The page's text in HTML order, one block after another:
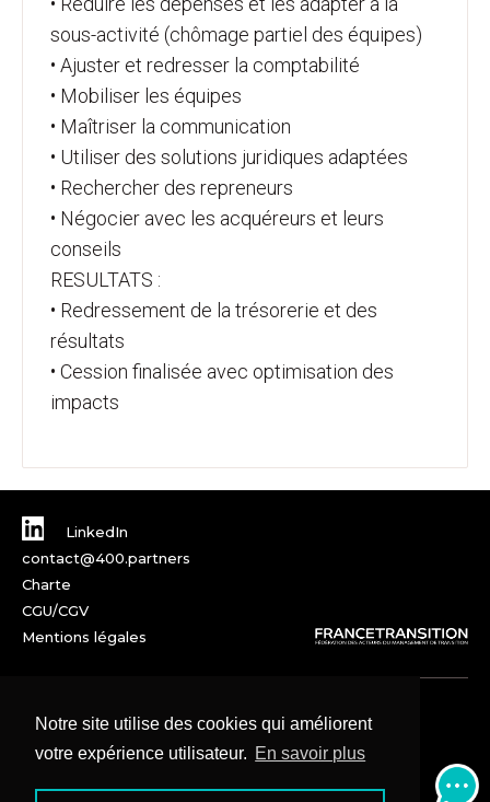
Notre site utilise des cookies qui améliorent
votre expérience utilisateur. En savoir plus
sous-activité (chômage partiel des équipes)
• Ajuster et redresser la comptabilité
• Mobiliser les équipes
• Maîtriser la communication
• Utiliser des solutions juridiques adaptées
• Rechercher des repreneurs
• Négocier avec les acquéreurs et leurs
conseils
RESULTATS :
• Redressement de la trésorerie et des
résultats
• Cession finalisée avec optimisation des
impacts
LinkedIn
contact@400.partners
Charte
CGU/CGV
Mentions légales